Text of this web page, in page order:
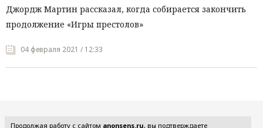
Джордж Мартин рассказал, когда собирается закончить
продолжение «Игры престолов»
04 февраля 2021 / 12:33
Продолжая работу с сайтом anonsens.ru, вы подтверждаете